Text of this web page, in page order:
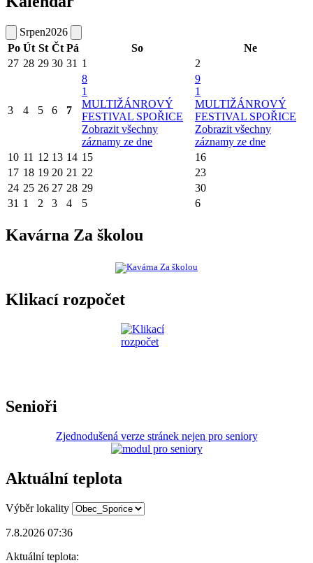
Srpen2026
Po Út St Čt Pá So
Ne
27 28 29 30 31 1 2
3 4 5 6 7
8
1
MULTIŽÁNROVÝ
FESTIVAL SPOŘICE
Zobrazit všechny
záznamy ze dne
9
1
MULTIŽÁNROVÝ
FESTIVAL SPOŘICE
Zobrazit všechny
záznamy ze dne
10 11 12 13 14 15
16
17 18 19 20 21 22
23
24 25 26 27 28 29
30
31 1 2 3 4 5 6
Kavárna Za školou
Klikací rozpočet
Senioři
Zjednodušená verze stránek nejen pro seniory
Aktuální teplota
Výběr lokality
7.8.2026 07:36
Aktuální teplota: